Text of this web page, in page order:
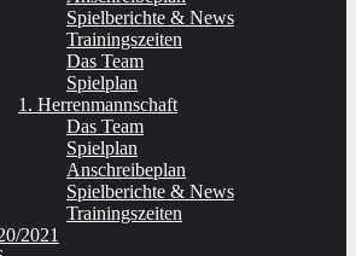
Spielberichte & News
Trainingszeiten
Das Team
Spielplan
1. Herrenmannschaft
Das Team
Spielplan
Anschreibeplan
Spielberichte & News
Trainingszeiten
2021